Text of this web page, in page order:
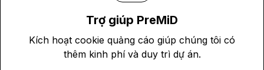
Trợ giúp PreMiD
Kích hoạt cookie quảng cáo giúp chúng tôi có
thêm kinh phí và duy trì dự án.